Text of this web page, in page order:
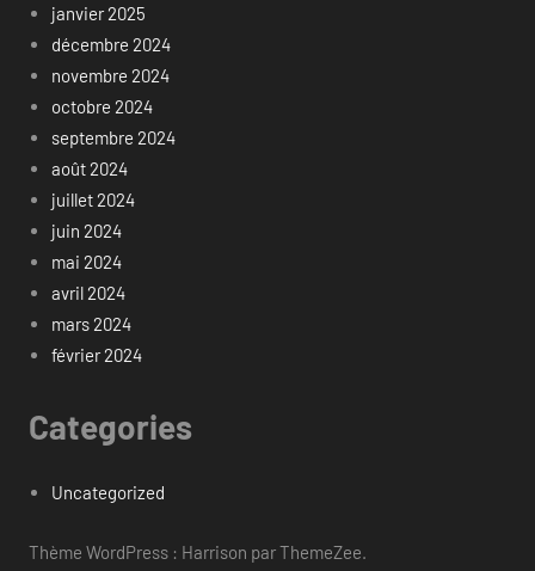
janvier 2025
décembre 2024
novembre 2024
octobre 2024
septembre 2024
août 2024
juillet 2024
juin 2024
mai 2024
avril 2024
mars 2024
février 2024
Categories
Uncategorized
Thème WordPress : Harrison par ThemeZee.